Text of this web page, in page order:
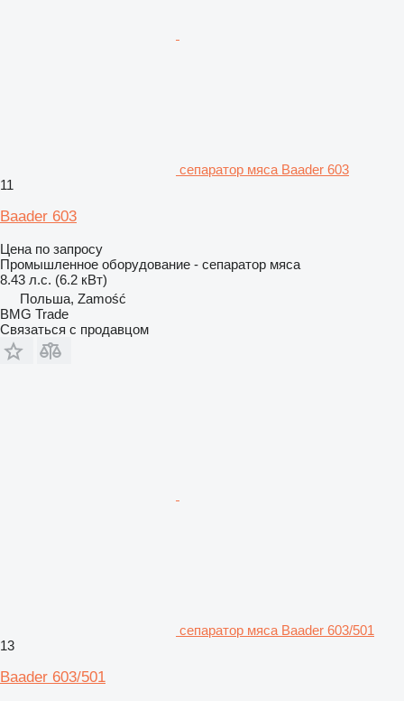
сепаратор мяса Baader 603
11
Baader 603
Цена по запросу
Промышленное оборудование - сепаратор мяса
8.43 л.с. (6.2 кВт)
Польша, Zamość
BMG Trade
Связаться с продавцом
сепаратор мяса Baader 603/501
13
Baader 603/501